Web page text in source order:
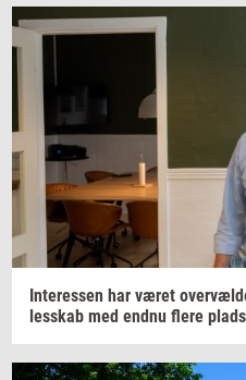
In­ter­es­sen har været
les­skab med endnu flere